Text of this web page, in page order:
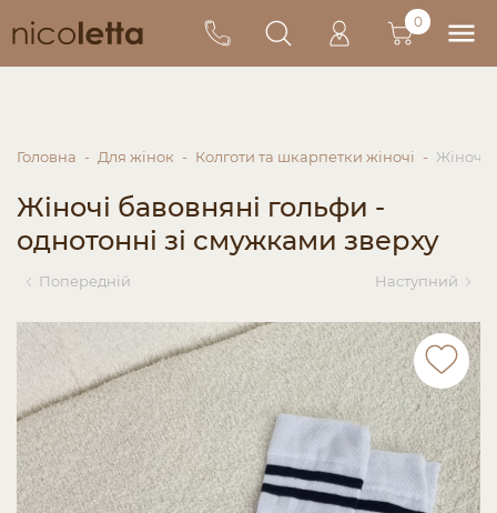
0
Головна Для жінок Колготи та шкарпетки жіночі Жіночі
Жіночі бавовняні гольфи -
однотонні зі смужками зверху
Попередній Наступний